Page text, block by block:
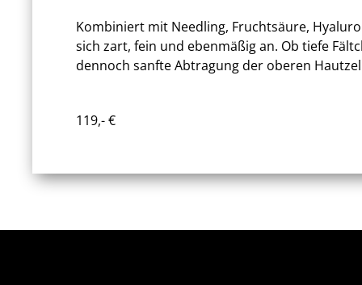
Kombiniert mit Needling, Fruchtsäure,
sich zart, fein und ebenmäßig an. Ob tiefe
dennoch sanfte Abtragung der oberen
119,- €